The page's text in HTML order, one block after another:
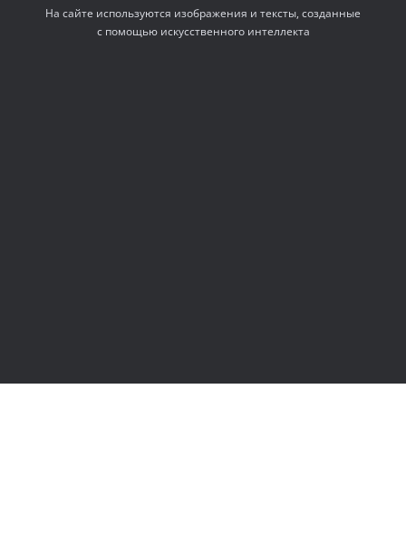
На сайте используются изображения и тексты, созданные
с помощью искусственного интеллекта